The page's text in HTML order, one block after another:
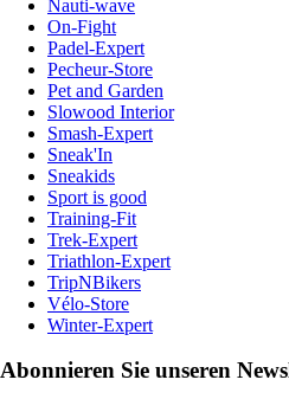
Nauti-wave
On-Fight
Padel-Expert
Pecheur-Store
Pet and Garden
Slowood Interior
Smash-Expert
Sneak'In
Sneakids
Sport is good
Training-Fit
Trek-Expert
Triathlon-Expert
TripNBikers
Vélo-Store
Winter-Expert
Abonnieren Sie unseren